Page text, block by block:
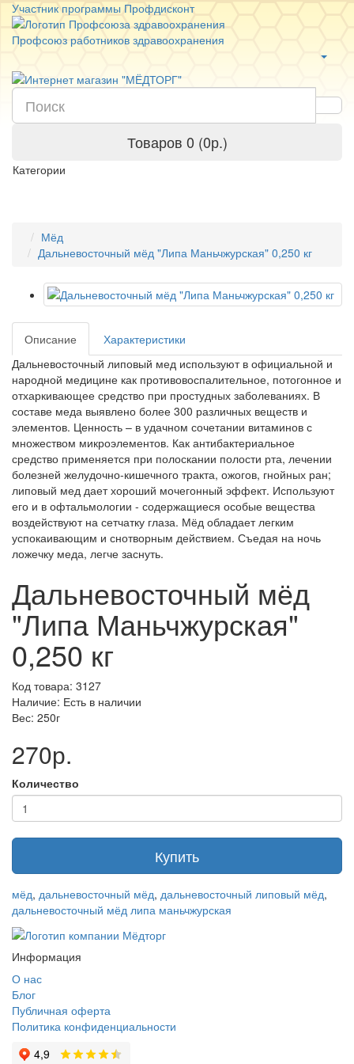
Участник программы Профдисконт
Профсоюз работников здравоохранения
Товаров 0 (0р.)
Категории
Мёд
Дальневосточный мёд "Липа Маньчжурская" 0,250 кг
Описание
Характеристики
Дальневосточный липовый мед используют в официальной и
народной медицине как противовоспалительное, потогонное и
отхаркивающее средство при простудных заболеваниях. В
составе меда выявлено более 300 различных веществ и
элементов. Ценность – в удачном сочетании витаминов с
множеством микроэлементов. Как антибактериальное
средство применяется при полоскании полости рта, лечении
болезней желудочно-кишечного тракта, ожогов, гнойных ран;
липовый мед дает хороший мочегонный эффект. Используют
его и в офтальмологии - содержащиеся особые вещества
воздействуют на сетчатку глаза. Мёд обладает легким
успокаивающим и снотворным действием. Съедая на ночь
ложечку меда, легче заснуть.
Дальневосточный мёд
"Липа Маньчжурская"
0,250 кг
Код товара: 3127
Наличие: Есть в наличии
Вес: 250г
270р.
Количество
Купить
мёд, дальневосточный мёд, дальневосточный липовый мёд,
дальневосточный мёд липа маньчжурская
Информация
О нас
Блог
Публичная оферта
Политика конфиденциальности